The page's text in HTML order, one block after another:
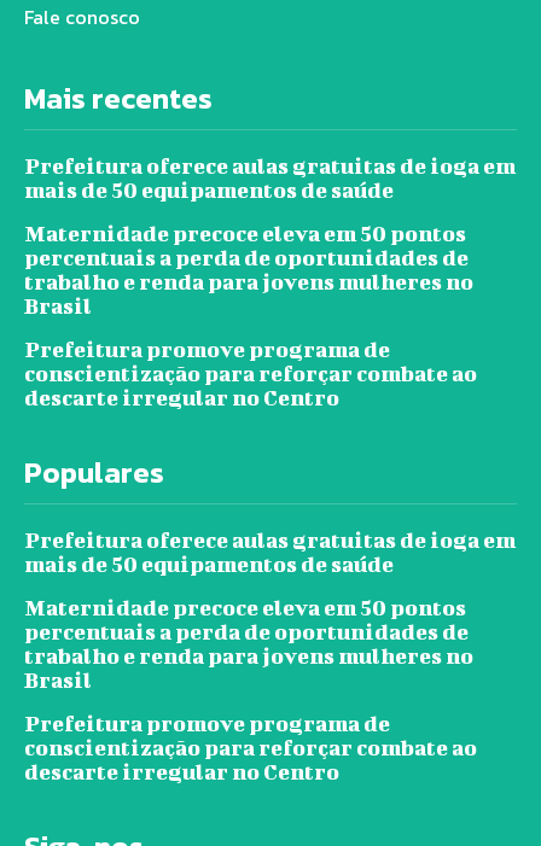
Fale conosco
Mais recentes
Prefeitura oferece aulas gratuitas de ioga em
mais de 50 equipamentos de saúde
Maternidade precoce eleva em 50 pontos
percentuais a perda de oportunidades de
trabalho e renda para jovens mulheres no
Brasil
Prefeitura promove programa de
conscientização para reforçar combate ao
descarte irregular no Centro
Populares
Prefeitura oferece aulas gratuitas de ioga em
mais de 50 equipamentos de saúde
Maternidade precoce eleva em 50 pontos
percentuais a perda de oportunidades de
trabalho e renda para jovens mulheres no
Brasil
Prefeitura promove programa de
conscientização para reforçar combate ao
descarte irregular no Centro